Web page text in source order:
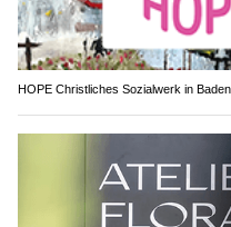
HOPE Christliches Sozialwerk in